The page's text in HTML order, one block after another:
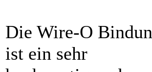
Die Wire-O
ist ein sehr